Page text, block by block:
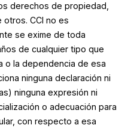
derechos de propiedad,
CCI no es
se exime de toda
de cualquier tipo que
o la dependencia de esa
ninguna declaración ni
ninguna expresión ni
o adecuación para
con respecto a esa